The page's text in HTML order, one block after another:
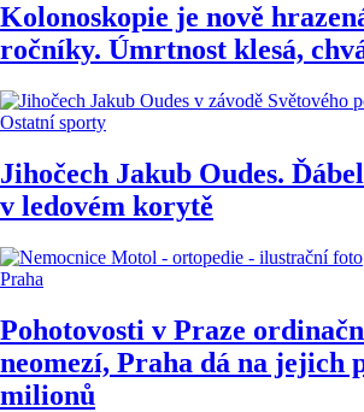
Kolonoskopie je nově
ročníky. Úmrtnost klesá,
Ostatní sporty
Jihočech Jakub Oudes.
v ledovém korytě
Praha
Pohotovosti v Praze
neomezí, Praha dá na jejich
milionů